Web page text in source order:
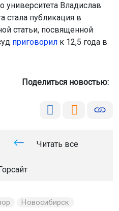
университета Владислав
стала публикация в
статьи, посвященной
приговорил к 12,5 года в
Поделиться новостью:
Читать все
Новосибирск